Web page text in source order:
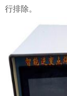
行排除。